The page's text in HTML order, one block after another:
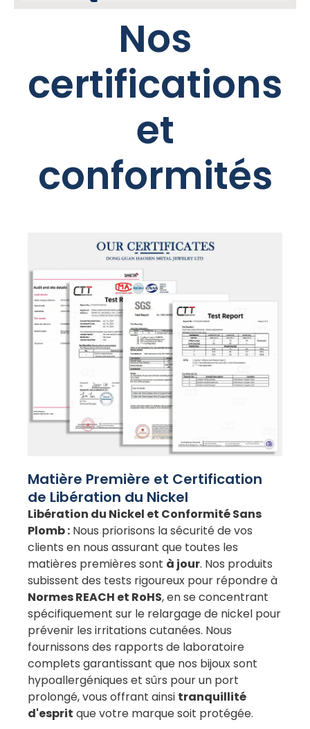
Nos
certifications
et
conformités
Matière Première et Certification
de Libération du Nickel
Libération du Nickel et Conformité Sans
Plomb : Nous priorisons la sécurité de vos
clients en nous assurant que toutes les
matières premières sont à jour. Nos produits
subissent des tests rigoureux pour répondre à
Normes REACH et RoHS, en se concentrant
spécifiquement sur le relargage de nickel pour
prévenir les irritations cutanées. Nous
fournissons des rapports de laboratoire
complets garantissant que nos bijoux sont
hypoallergéniques et sûrs pour un port
prolongé, vous offrant ainsi tranquillité
d'esprit que votre marque soit protégée.